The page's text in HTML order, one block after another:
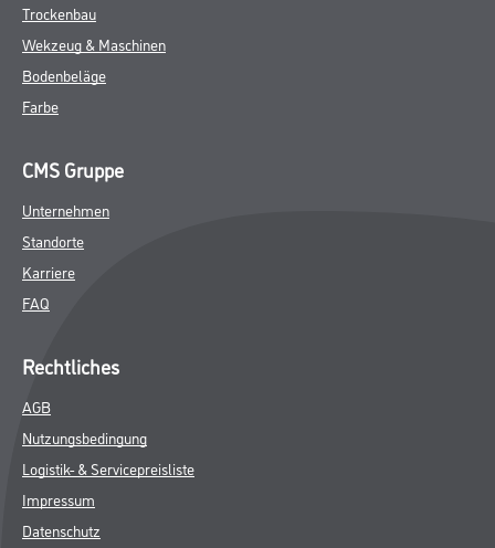
Trockenbau
Wekzeug & Maschinen
Bodenbeläge
Farbe
CMS Gruppe
Unternehmen
Standorte
Karriere
FAQ
Rechtliches
AGB
Nutzungsbedingung
Logistik- & Servicepreisliste
Impressum
Datenschutz